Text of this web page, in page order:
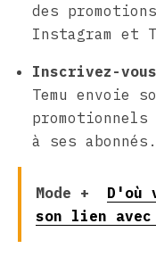
des
Instagram et
Inscrivez-
Temu envoie
à ses abonnés.
Mode +
D'où
son lien